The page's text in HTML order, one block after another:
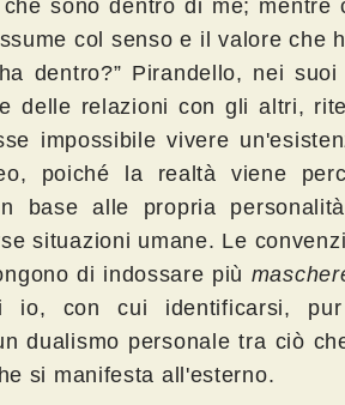
sono dentro di me; mentre
col senso e il valore che
dentro?” Pirandello, nei suoi
delle relazioni con gli altri,
impossibile vivere
poiché la realtà viene
base alle propria
situazioni umane. Le
di indossare più
io, con cui identificarsi,
dualismo personale tra ciò
si manifesta all'esterno.